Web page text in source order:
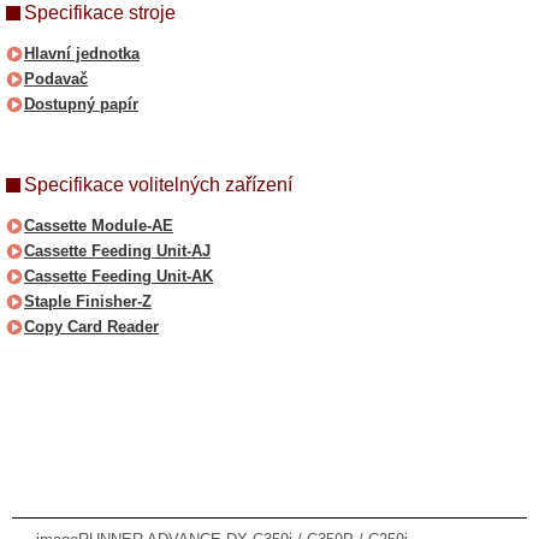
Specifikace stroje
Hlavní jednotka
Podavač
Dostupný papír
Specifikace volitelných zařízení
Cassette Module-AE
Cassette Feeding Unit-AJ
Cassette Feeding Unit-AK
Staple Finisher-Z
Copy Card Reader